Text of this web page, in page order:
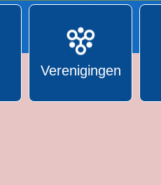
Verenigingen